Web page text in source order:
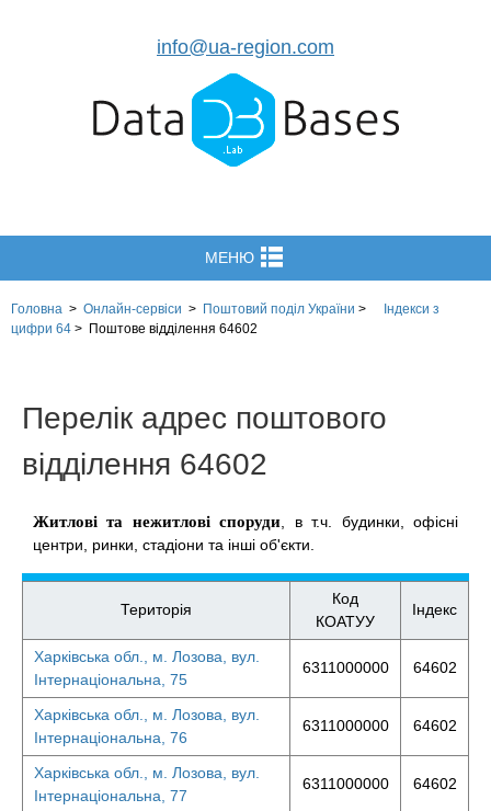
info@ua-region.com
МЕНЮ
Головна > Онлайн-сервіси > Поштовий поділ України >
Індекси з
цифри 64 > Поштове відділення 64602
Перелік адрес поштового
відділення 64602
Житлові та нежитлові споруди , в т.ч. будинки, офісні
центри, ринки, стадіони та інші об'єкти.
Територія
Код
КОАТУУ
Індекс
Харківська обл., м. Лозова, вул.
Інтернаціональна, 75
6311000000 64602
Харківська обл., м. Лозова, вул.
Інтернаціональна, 76
6311000000 64602
Харківська обл., м. Лозова, вул.
Інтернаціональна, 77
6311000000 64602